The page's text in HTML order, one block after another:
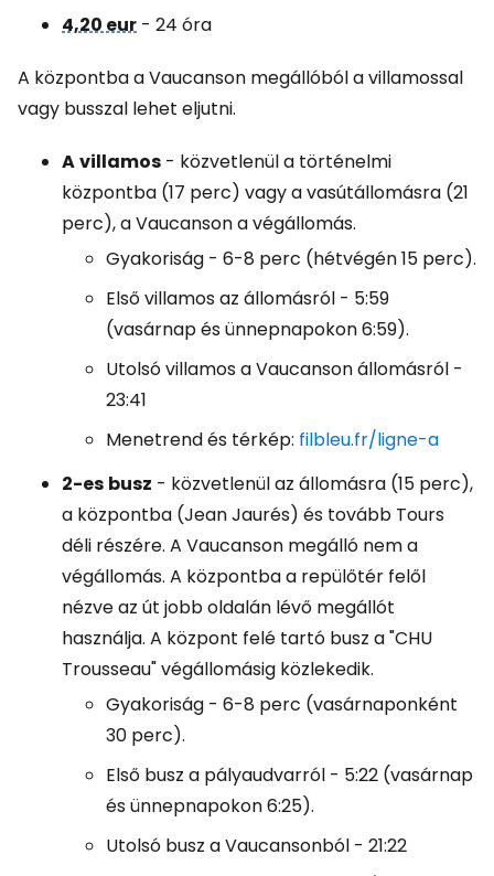
4,20 eur - 24 óra
A központba a Vaucanson megállóból a villamossal
vagy busszal lehet eljutni.
Avillamos - közvetlenül a történelmi
központba (17 perc) vagy a vasútállomásra (21
perc), a Vaucanson a végállomás.
Gyakoriság - 6-8 perc (hétvégén 15 perc).
Első villamos az állomásról - 5:59
(vasárnap és ünnepnapokon 6:59).
Utolsó villamos a Vaucanson állomásról -
23:41
Menetrend és térkép: filbleu.fr/ligne-a
2-es busz - közvetlenül az állomásra (15 perc),
a központba (Jean Jaurés) és tovább Tours
déli részére. A Vaucanson megálló nem a
végállomás. A központba a repülőtér felől
nézve az út jobb oldalán lévő megállót
használja. A központ felé tartó busz a "CHU
Trousseau" végállomásig közlekedik.
Gyakoriság - 6-8 perc (vasárnaponként
30 perc).
Első busz a pályaudvarról - 5:22 (vasárnap
és ünnepnapokon 6:25).
Utolsó busz a Vaucansonból - 21:22